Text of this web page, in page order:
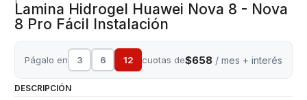
Lamina Hidrogel Huawei Nova 8 - Nova
8 Pro Fácil Instalación
Págalo en 3 6 12 cuotas de$658 / mes + interés
DESCRIPCIÓN